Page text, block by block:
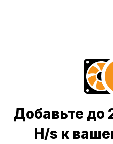
Добавьте до
H/s к